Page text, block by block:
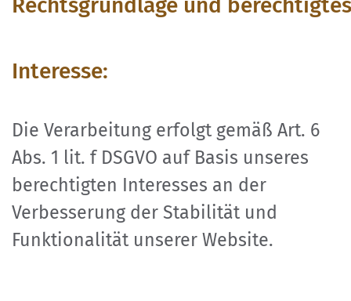
Rechtsgrundlage und berechtigtes
Interesse:
Die Verarbeitung erfolgt gemäß Art. 6
Abs. 1 lit. f DSGVO auf Basis unseres
berechtigten Interesses an der
Verbesserung der Stabilität und
Funktionalität unserer Website.